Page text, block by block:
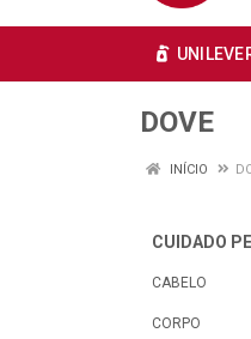
DOVE
INÍCIO
CUIDADO
CABELO
CORPO